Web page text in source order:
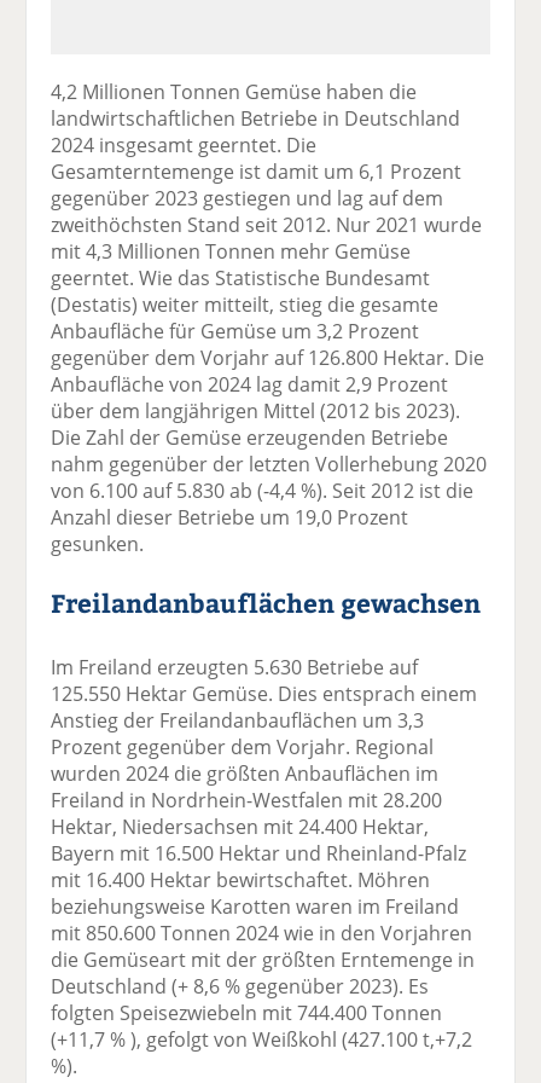
4,2 Millionen Tonnen Gemüse haben die
landwirtschaftlichen Betriebe in Deutschland
2024 insgesamt geerntet. Die
Gesamterntemenge ist damit um 6,1 Prozent
gegenüber 2023 gestiegen und lag auf dem
zweithöchsten Stand seit 2012. Nur 2021 wurde
mit 4,3 Millionen Tonnen mehr Gemüse
geerntet. Wie das Statistische Bundesamt
(Destatis) weiter mitteilt, stieg die gesamte
Anbaufläche für Gemüse um 3,2 Prozent
gegenüber dem Vorjahr auf 126.800 Hektar. Die
Anbaufläche von 2024 lag damit 2,9 Prozent
über dem langjährigen Mittel (2012 bis 2023).
Die Zahl der Gemüse erzeugenden Betriebe
nahm gegenüber der letzten Vollerhebung 2020
von 6.100 auf 5.830 ab (-4,4 %). Seit 2012 ist die
Anzahl dieser Betriebe um 19,0 Prozent
gesunken.
Freilandanbauflächen gewachsen
Im Freiland erzeugten 5.630 Betriebe auf
125.550 Hektar Gemüse. Dies entsprach einem
Anstieg der Freilandanbauflächen um 3,3
Prozent gegenüber dem Vorjahr. Regional
wurden 2024 die größten Anbauflächen im
Freiland in Nordrhein-Westfalen mit 28.200
Hektar, Niedersachsen mit 24.400 Hektar,
Bayern mit 16.500 Hektar und Rheinland-Pfalz
mit 16.400 Hektar bewirtschaftet. Möhren
beziehungsweise Karotten waren im Freiland
mit 850.600 Tonnen 2024 wie in den Vorjahren
die Gemüseart mit der größten Erntemenge in
Deutschland (+ 8,6 % gegenüber 2023). Es
folgten Speisezwiebeln mit 744.400 Tonnen
(+11,7 % ), gefolgt von Weißkohl (427.100 t,+7,2
%).